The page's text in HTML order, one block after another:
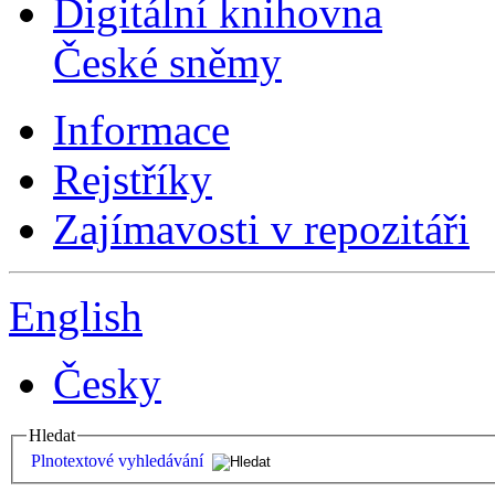
Digitální knihovna
České sněmy
Informace
Rejstříky
Zajímavosti v repozitáři
English
Česky
Hledat
Plnotextové vyhledávání